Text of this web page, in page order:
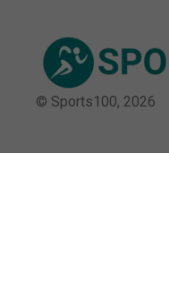
© Sports100, 2026